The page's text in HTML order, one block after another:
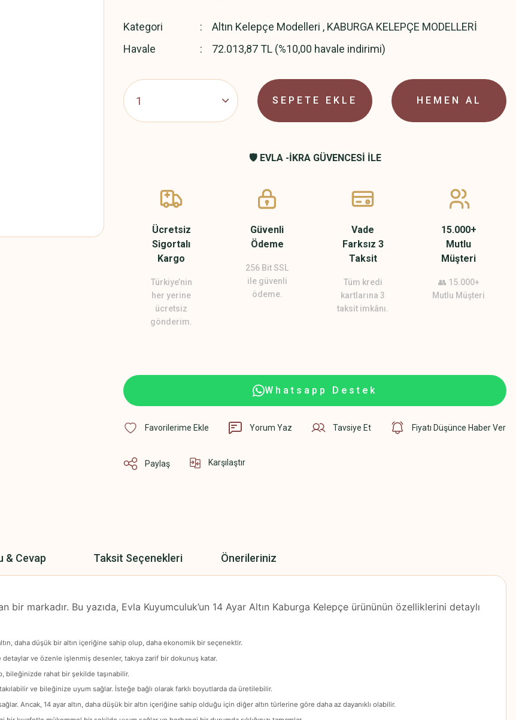
Kategori Altın Kelepçe Modelleri , KABURGA KELEPÇE MODELLERİ
Havale
72.013,87 TL (%10,00 havale indirimi)
SEPETE EKLE HEMEN AL
🛡️ EVLA -İKRA GÜVENCESİ İLE
Ücretsiz
Sigortalı
Kargo
Türkiye’nin
her yerine
ücretsiz
gönderim.
Güvenli
Ödeme
256 Bit SSL
ile güvenli
ödeme.
Vade
Farksız 3
Taksit
Tüm kredi
kartlarına 3
taksit imkânı.
15.000+
Mutlu
Müşteri
👥 15.000+
Mutlu Müşteri
Whatsapp Destek
Yorum Yaz Tavsiye Et Fiyatı Düşünce Haber Ver
Paylaş Karşılaştır
& Cevap Taksit Seçenekleri Önerileriniz
markadır. Bu yazıda, Evla Kuyumculuk’un 14 Ayar Altın Kaburga Kelepçe ürününün özelliklerini detaylı
daha düşük bir altın içeriğine sahip olup, daha ekonomik bir seçenektir.
ve özenle işlenmiş desenler, takıya zarif bir dokunuş katar.
bileğinizde rahat bir şekilde taşınabilir.
ve bileğinize uyum sağlar. İsteğe bağlı olarak farklı boyutlarda da üretilebilir.
Ancak, 14 ayar altın, daha düşük bir altın içeriğine sahip olduğu için diğer altın türlerine göre daha az dayanıklı olabilir.